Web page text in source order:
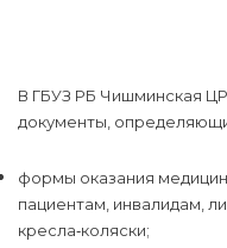
В ГБУЗ РБ Чишминская
документы,
формы оказания
пациентам, инвалидам,
кресла‑коляски;